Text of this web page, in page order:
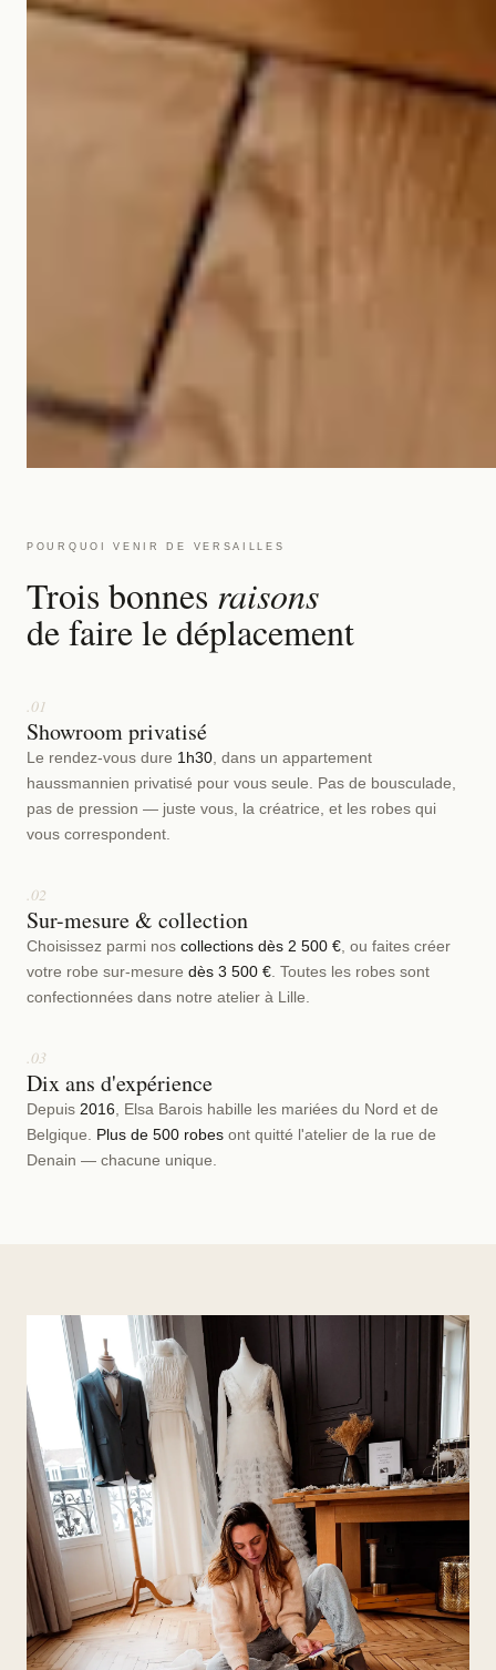
POURQUOI VENIR DE VERSAILLES
Trois bonnes raisons
de faire le déplacement
.01
Showroom privatisé
Le rendez-vous dure 1h30 , dans un appartement
haussmannien privatisé pour vous seule. Pas de bousculade,
pas de pression — juste vous, la créatrice, et les robes qui
vous correspondent.
.02
Sur-mesure & collection
Choisissez parmi nos collections dès 2 500 € , ou faites créer
votre robe sur-mesure dès 3 500 € . Toutes les robes sont
confectionnées dans notre atelier à Lille.
.03
Dix ans d'expérience
Depuis 2016 , Elsa Barois habille les mariées du Nord et de
Belgique. Plus de 500 robes ont quitté l'atelier de la rue de
Denain — chacune unique.
17 PIÈCES · 9 LOOKS · MODULABLES
Calanques
« Petit à petit, on s'allège. »
DÉCOUVRIR LA COLLECTION